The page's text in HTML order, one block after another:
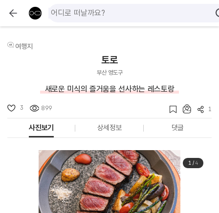
여행지
토로
부산 영도구
새로운 미식의 즐거움을 선사하는 레스토랑
3 899 1
사진보기 상세정보 댓글
1/4